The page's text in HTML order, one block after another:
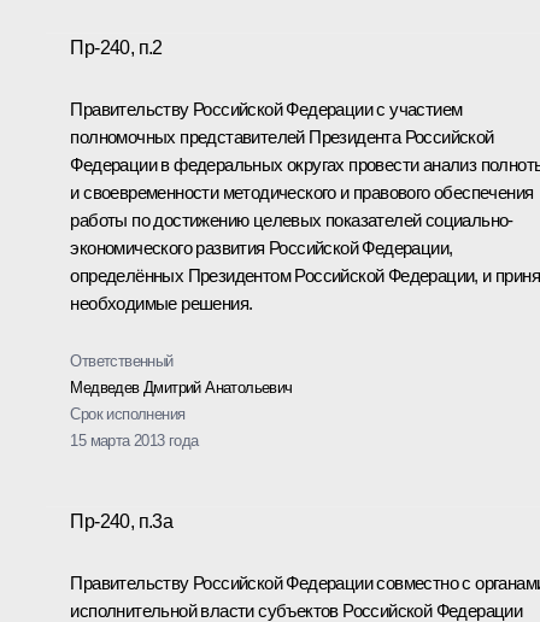
Пр-240, п.2
Правительству Российской Федерации с участием
полномочных представителей Президента Российской
Федерации в федеральных округах провести анализ
и своевременности методического и правового обеспечения
работы по достижению целевых показателей социально-
экономического развития Российской Федерации,
определённых Президентом Российской Федерации, и
необходимые решения.
Ответственный
Медведев Дмитрий Анатольевич
Срок исполнения
15 марта 2013 года
Пр-240, п.3а
Правительству Российской Федерации совместно с
исполнительной власти субъектов Российской Федерации